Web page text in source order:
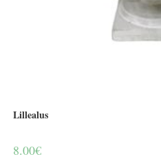
Lillealus
8.00€